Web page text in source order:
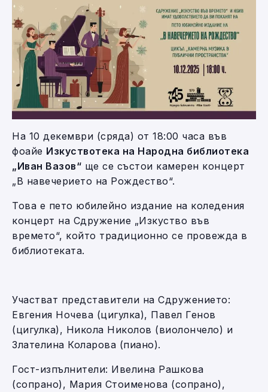
На 10 декември (сряда) от 18:00 часа във
фоайе Изкуствотека на Народна библиотека
„Иван Вазов“ ще се състои камерен концерт
„В навечерието на Рождество“.
Това е пето юбилейно издание на коледения
концерт на Сдружение „Изкуство във
времето“, който традиционно се провежда в
библиотеката.
Участват представители на Сдружението:
Евгения Ночева (цигулка), Павел Генов
(цигулка), Никола Николов (виолончело) и
Злателина Коларова (пиано).
Гост-изпълнители: Ивелина Рашкова
(сопрано), Мария Стоименова (сопрано),